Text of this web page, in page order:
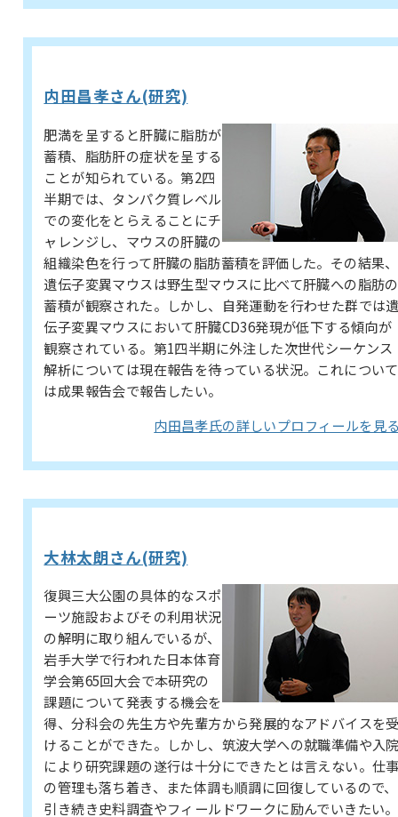
内田昌孝さん(研究)
肥満を呈すると肝臓に脂肪が
蓄積、脂肪肝の症状を呈する
ことが知られている。第2四
半期では、タンパク質レベル
での変化をとらえることにチ
ャレンジし、マウスの肝臓の
組織染色を行って肝臓の脂肪蓄積を評価した。その結果、
遺伝子変異マウスは野生型マウスに比べて肝臓への脂肪の
蓄積が観察された。しかし、自発運動を行わせた群では
伝子変異マウスにおいて肝臓CD36発現が低下する傾向が
観察されている。第1四半期に外注した次世代シーケンス
解析については現在報告を待っている状況。これについて
は成果報告会で報告したい。
内田昌孝氏の詳しいプロフィールを見
大林太朗さん(研究)
復興三大公園の具体的なスポ
ーツ施設およびその利用状況
の解明に取り組んでいるが、
岩手大学で行われた日本体育
学会第65回大会で本研究の
課題について発表する機会を
得、分科会の先生方や先輩方から発展的なアドバイスを
けることができた。しかし、筑波大学への就職準備や入
により研究課題の遂行は十分にできたとは言えない。仕
の管理も落ち着き、また体調も順調に回復しているので、
引き続き史料調査やフィールドワークに励んでいきたい。